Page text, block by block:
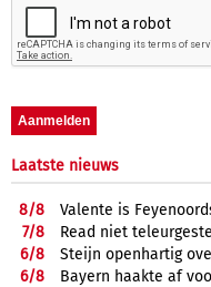
Laatste nieuws
8/8
Valente is
7/8
Read niet
6/8
Steijn openhartig
6/8
Bayern haakte af